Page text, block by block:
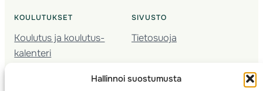
Hallinnoi suostumusta
KOULUTUKSET
Koulutus ja koulutus­
kalenteri
Seura­kehittäminen
SIVUSTO
Tietosuoja